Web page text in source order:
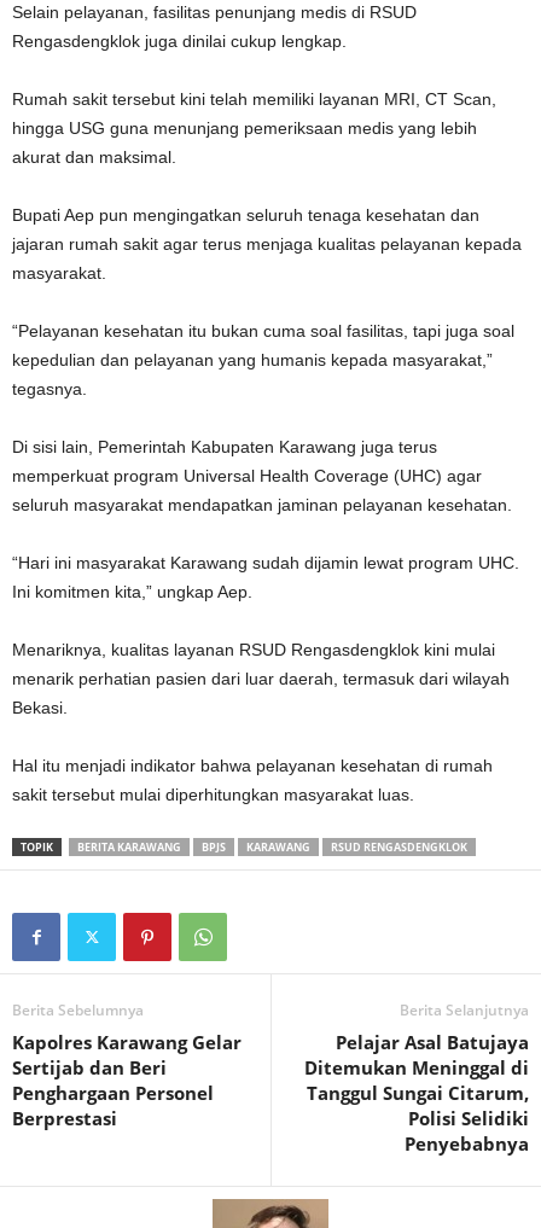
‎Selain pelayanan, fasilitas penunjang medis di RSUD
Rengasdengklok juga dinilai cukup lengkap.
‎Rumah sakit tersebut kini telah memiliki layanan MRI, CT Scan,
hingga USG guna menunjang pemeriksaan medis yang lebih
akurat dan maksimal.
‎Bupati Aep pun mengingatkan seluruh tenaga kesehatan dan
jajaran rumah sakit agar terus menjaga kualitas pelayanan kepada
masyarakat.
‎“Pelayanan kesehatan itu bukan cuma soal fasilitas, tapi juga soal
kepedulian dan pelayanan yang humanis kepada masyarakat,”
tegasnya.
‎Di sisi lain, Pemerintah Kabupaten Karawang juga terus
memperkuat program Universal Health Coverage (UHC) agar
seluruh masyarakat mendapatkan jaminan pelayanan kesehatan.
‎“Hari ini masyarakat Karawang sudah dijamin lewat program UHC.
Ini komitmen kita,” ungkap Aep.
‎Menariknya, kualitas layanan RSUD Rengasdengklok kini mulai
menarik perhatian pasien dari luar daerah, termasuk dari wilayah
Bekasi.
‎Hal itu menjadi indikator bahwa pelayanan kesehatan di rumah
sakit tersebut mulai diperhitungkan masyarakat luas.
TOPIK BERITA KARAWANG BPJS KARAWANG RSUD RENGASDENGKLOK
Berita Sebelumnya
Kapolres Karawang Gelar
Sertijab dan Beri
Penghargaan Personel
Berprestasi
Berita Selanjutnya
Pelajar Asal Batujaya
Ditemukan Meninggal di
Tanggul Sungai Citarum,
Polisi Selidiki
Penyebabnya‎